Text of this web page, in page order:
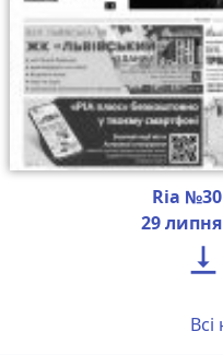
Ria №30
29
